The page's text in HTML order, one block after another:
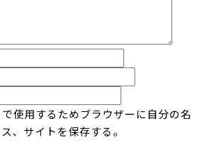
使用するためブラウザーに自分の名
、サイトを保存する。